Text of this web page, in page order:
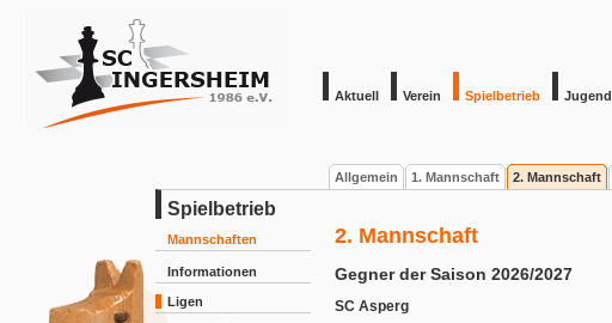
Aktuell Verein Spielbetrieb Jugend
Allgemein 1. Mannschaft 2. Mannschaft
Spielbetrieb
Mannschaften
Informationen
Ligen
2. Mannschaft
Gegner der Saison 2026/2027
SC Asperg